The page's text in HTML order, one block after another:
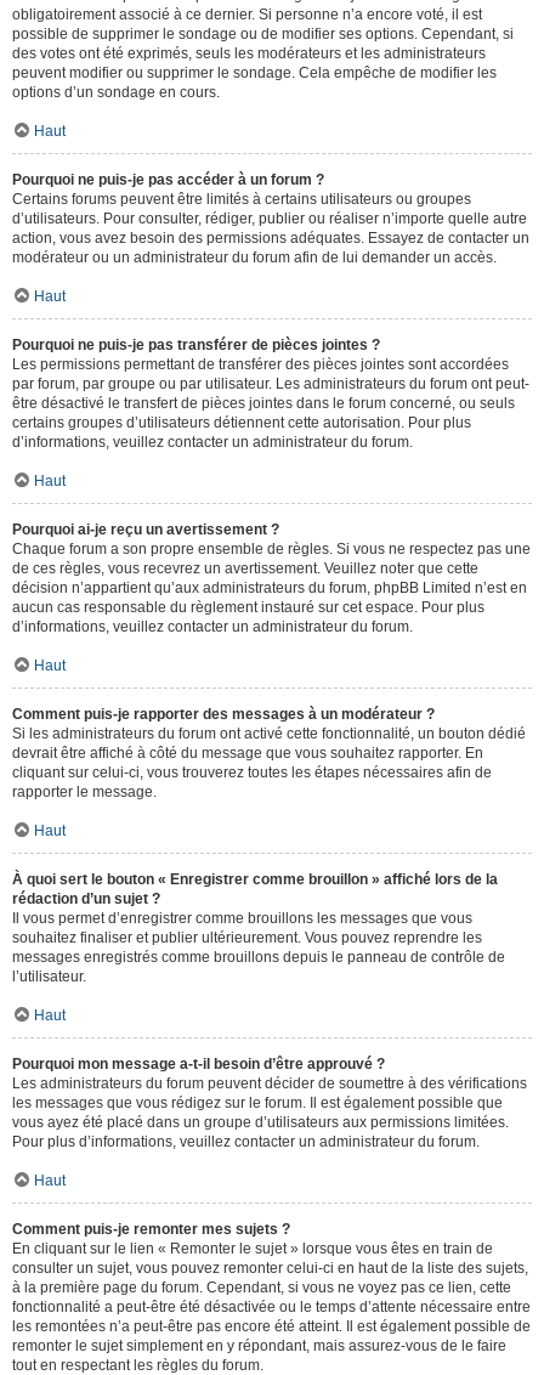
obligatoirement associé à ce dernier. Si personne n’a encore voté, il est
possible de supprimer le sondage ou de modifier ses options. Cependant, si
des votes ont été exprimés, seuls les modérateurs et les administrateurs
peuvent modifier ou supprimer le sondage. Cela empêche de modifier les
options d’un sondage en cours.
Haut
Pourquoi ne puis-je pas accéder à un forum ?
Certains forums peuvent être limités à certains utilisateurs ou groupes
d’utilisateurs. Pour consulter, rédiger, publier ou réaliser n’importe quelle autre
action, vous avez besoin des permissions adéquates. Essayez de contacter un
modérateur ou un administrateur du forum afin de lui demander un accès.
Haut
Pourquoi ne puis-je pas transférer de pièces jointes ?
Les permissions permettant de transférer des pièces jointes sont accordées
par forum, par groupe ou par utilisateur. Les administrateurs du forum ont peut-
être désactivé le transfert de pièces jointes dans le forum concerné, ou seuls
certains groupes d’utilisateurs détiennent cette autorisation. Pour plus
d’informations, veuillez contacter un administrateur du forum.
Haut
Pourquoi ai-je reçu un avertissement ?
Chaque forum a son propre ensemble de règles. Si vous ne respectez pas une
de ces règles, vous recevrez un avertissement. Veuillez noter que cette
décision n’appartient qu’aux administrateurs du forum, phpBB Limited n’est en
aucun cas responsable du règlement instauré sur cet espace. Pour plus
d’informations, veuillez contacter un administrateur du forum.
Haut
Comment puis-je rapporter des messages à un modérateur ?
Si les administrateurs du forum ont activé cette fonctionnalité, un bouton dédié
devrait être affiché à côté du message que vous souhaitez rapporter. En
cliquant sur celui-ci, vous trouverez toutes les étapes nécessaires afin de
rapporter le message.
Haut
À quoi sert le bouton « Enregistrer comme brouillon » affiché lors de la
rédaction d’un sujet ?
Il vous permet d’enregistrer comme brouillons les messages que vous
souhaitez finaliser et publier ultérieurement. Vous pouvez reprendre les
messages enregistrés comme brouillons depuis le panneau de contrôle de
l’utilisateur.
Haut
Pourquoi mon message a-t-il besoin d’être approuvé ?
Les administrateurs du forum peuvent décider de soumettre à des vérifications
les messages que vous rédigez sur le forum. Il est également possible que
vous ayez été placé dans un groupe d’utilisateurs aux permissions limitées.
Pour plus d’informations, veuillez contacter un administrateur du forum.
Haut
Comment puis-je remonter mes sujets ?
En cliquant sur le lien « Remonter le sujet » lorsque vous êtes en train de
consulter un sujet, vous pouvez remonter celui-ci en haut de la liste des sujets,
à la première page du forum. Cependant, si vous ne voyez pas ce lien, cette
fonctionnalité a peut-être été désactivée ou le temps d’attente nécessaire entre
les remontées n’a peut-être pas encore été atteint. Il est également possible de
remonter le sujet simplement en y répondant, mais assurez-vous de le faire
tout en respectant les règles du forum.